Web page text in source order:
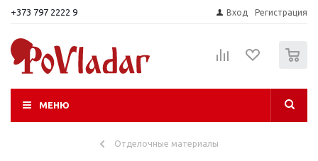
+373 797 2222 9 Вход Регистрация
МЕНЮ
Отделочные материалы